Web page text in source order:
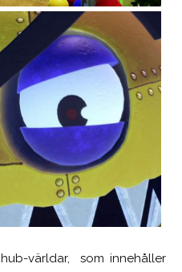
världar, som innehåller